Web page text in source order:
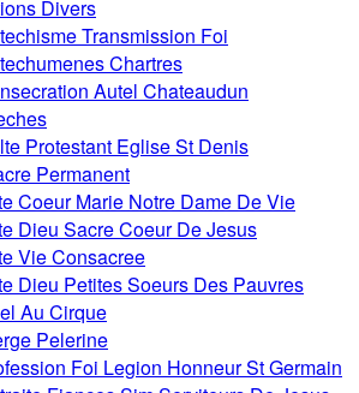
Divers
Transmission Foi
Chartres
Autel Chateaudun
Protestant Eglise St Denis
Permanent
Coeur Marie Notre Dame De Vie
Dieu Sacre Coeur De Jesus
Vie Consacree
Dieu Petites Soeurs Des Pauvres
Au Cirque
Pelerine
Foi Legion Honneur St Germain